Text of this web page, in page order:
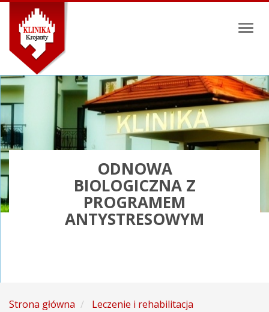
Toggle
ODNOWA
BIOLOGICZNA Z
PROGRAMEM
ANTYSTRESOWYM
Strona główna Leczenie i rehabilitacja